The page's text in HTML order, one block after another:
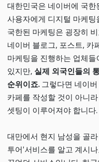
대한민국은 네이버에 국
사용자에게 디지털 마케
국한된 마케팅은 굉장히
네이버 블로그, 포스트, 카
마케팅을 진행하는 업체
있지만, 실제 외국인들의
순위이죠. 그렇다면 네이
카페를 작성할 것이 아니
셋팅이 이루어져야 합니다.
대만에서 현지 남성을 골
투어'서비스를 알고 계시